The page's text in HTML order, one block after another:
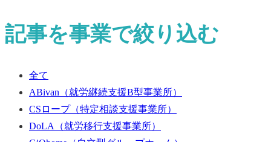
記事を事業で絞り込む
全て
ABivan （就労継続支援B型事業所）
CSロープ（特定相談支援事業所）
DoLA
（就労移行支援事業所）